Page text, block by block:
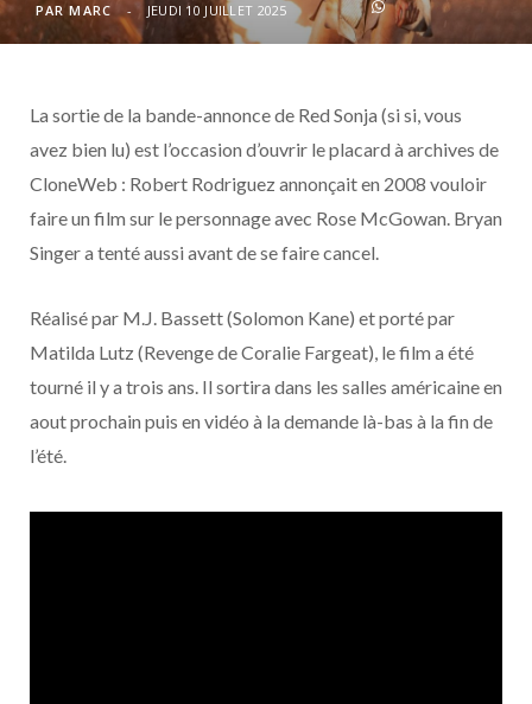
o t
r
r
m
d l
u
d
PAR MARC JEUDI 10 JUILLET 2025
La sortie de la bande-annonce de Red Sonja (si si, vous
avez bien lu) est l’occasion d’ouvrir le placard à archives de
CloneWeb : Robert Rodriguez annonçait en 2008 vouloir
faire un film sur le personnage avec Rose McGowan. Bryan
Singer a tenté aussi avant de se faire cancel.
Réalisé par M.J. Bassett (Solomon Kane) et porté par
Matilda Lutz (Revenge de Coralie Fargeat), le film a été
tourné il y a trois ans. Il sortira dans les salles américaine en
aout prochain puis en vidéo à la demande là-bas à la fin de
l’été.